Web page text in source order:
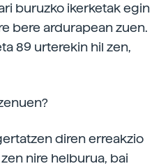
buruzko ikerketak egin
bere ardurapean zuen.
89 urterekin hil zen,
diren erreakzio
nire helburua, bai